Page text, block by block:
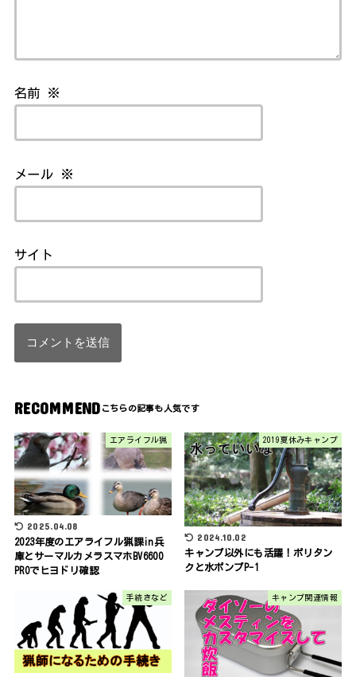
名前 ※
メール ※
サイト
RECOMMEND
エアライフル猟
2025.04.08
2023年度のエアライフル猟課in兵
庫とサーマルカメラスマホBV6600
PROでヒヨドリ確認
2019夏休みキャンプ
2024.10.02
キャンプ以外にも活躍！ポリタン
クと水ポンプP-1
手続きなど キャンプ関連情報